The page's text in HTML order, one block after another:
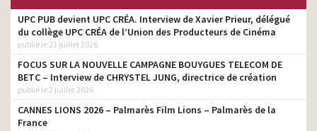
UPC PUB devient UPC CRÉA. Interview de Xavier Prieur, délégué
du collège UPC CRÉA de l’Union des Producteurs de Cinéma
publié le 21 juillet 2026
FOCUS SUR LA NOUVELLE CAMPAGNE BOUYGUES TELECOM DE
BETC – Interview de CHRYSTEL JUNG, directrice de création
publié le 2 juillet 2026
CANNES LIONS 2026 – Palmarès Film Lions – Palmarès de la
France